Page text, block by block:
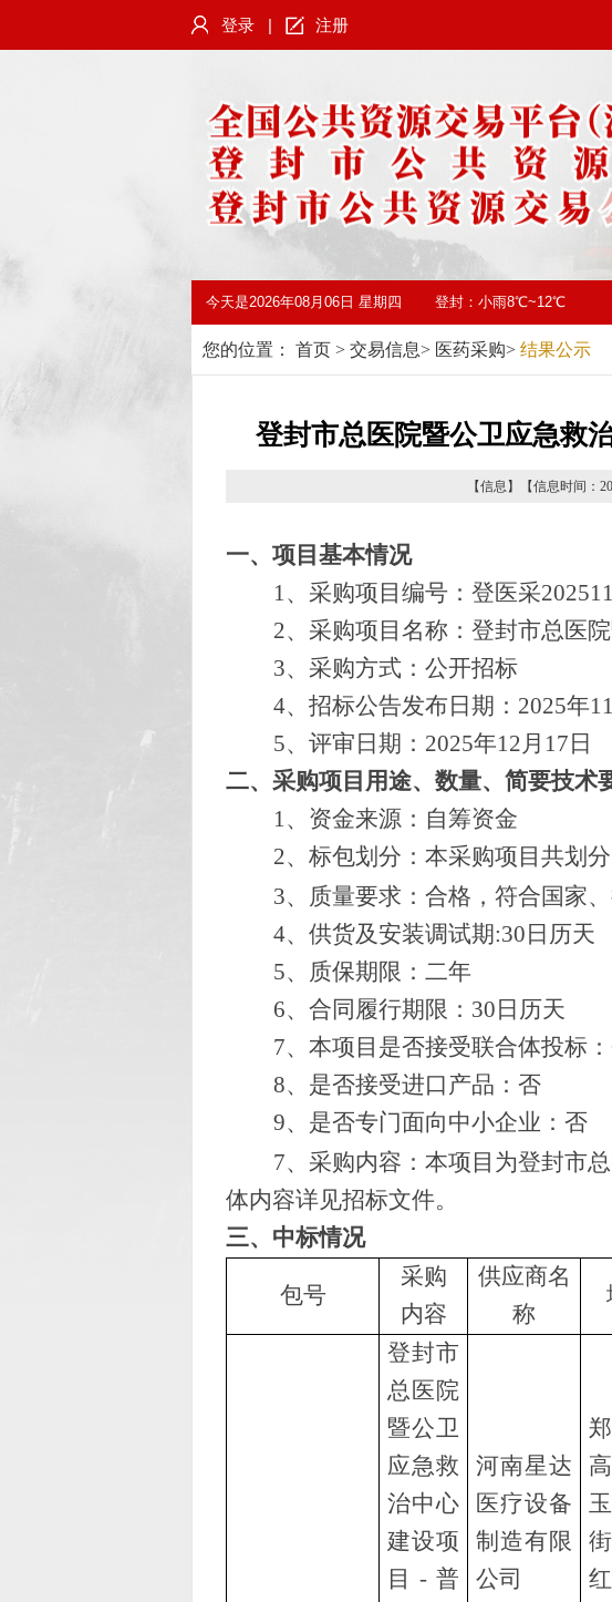
登录 | 注册
今天是2026年08月06日 星期四 登封： 小雨8℃~12℃
您的位置： 首页 > 交易信息> 医药采购> 结果公示
登封市总医院暨公卫应急救
【信息】【信息时间：
一、项目基本情况
1、 采购项目编号： 登医采
2、 采购项目名称： 登封市总医
3、 采购方式：公开招标
4、招标公告发布日期：2025年
5、评审日期：2025年12月17日
二、采购项目用途、数量、简要技术
1、资金来源：自筹资金
2、标包划分：本采购项目共划
3、质量要求： 合格，符合国家
4、供货及安装调试期:30日历天
5、质保期限：二年
6、合同履行期限：30日历天
7、本项目是否接受联合体投标
8、是否接受进口产品：否
9、是否专门面向中小企业：否
7、采购内容：本项目为登封市
体内容详见招标文件。
三、中标情况
包号
采购
内容
供应商名
称
登封市
总医院
暨公卫
应急救
治中心
建设项
目 -普
河南星达
医疗设备
制造有限
公司